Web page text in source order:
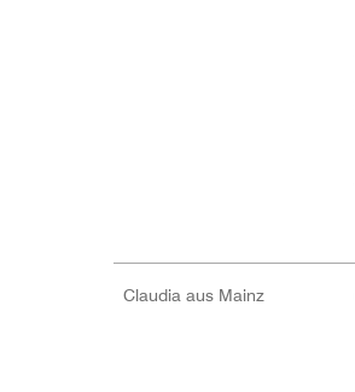
Claudia aus Mainz